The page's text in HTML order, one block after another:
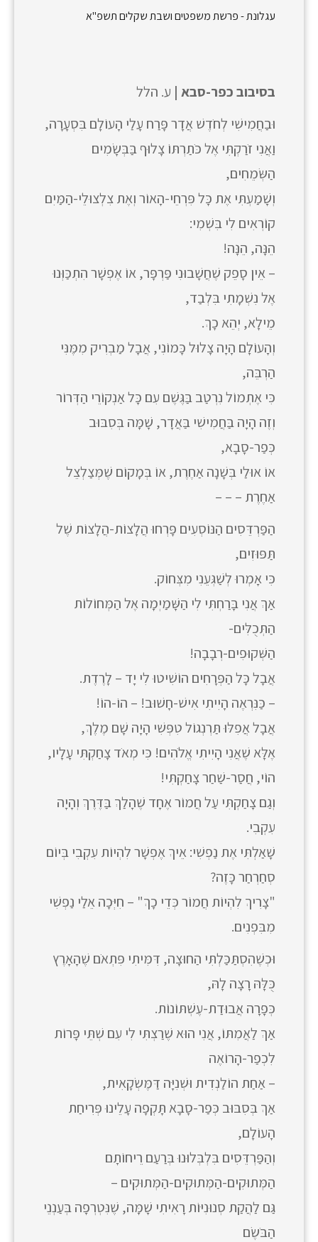
עגלונת - פרשת משפטים ושבת שקלים תשפ"א
בסיבוב כפר-סבא | ע. הלל
וּבַחֲמִישִׁי לְחֹדֶשׁ אֲדָר פָּרַח עָלַי הָעוֹלָם בִּסְעָרָה,
וַאֲנִי זֹרַקְתִּי אֶל כֹּתַרְתּוֹ צָלוּף בַּבְּשָׂמִים
הַשְּׂמֵחִים,
וְשָׁמַעְתִּי אֶת כָּל פִּרְחֵי-הָאוֹר וְאֶת צִלְצוּלֵי-הַמַּיִם
קוֹרְאִים לִי בִּשְׁמִי:
הֵנָּה, הֵנָּה!
– אֵין סָפֵק שֶׁחֲשָׁבוּנִי פַּרְפָּר, אוֹ אֶפְשָׁר הִתְכַּוְּנוּ
אֶל נִשְׁמָתִי בִּלְבַד,
מֵילָא, יְהֵא כָךְ.
וְהָעוֹלָם הָיָה צָלוּל כָּמוֹנִי, אֲבָל מַבְרִיק מִמֶּנִּי
הַרְבֵּה,
כִּי אֶתְמוֹל נִרְטַב בַּגֶּשֶׁם עִם כָּל אַנְקוֹרֵי הַדְּרוֹר
וְזֶה הָיָה בַּחֲמִישִׁי בַּאֲדָר, שָׁמָּה בְּסִבּוּב
כְּפַר-סָבָא,
אוֹ אוּלַי בְּשָׁנָה אַחֶרֶת, אוֹ בְּמָקוֹם שֶׁמְּצַלְצֵל
אַחֶרֶת – – –
הַפַּרְדֵּסִים הַנּוֹסְעִים פָּרְחוּ הֲלָצוֹת-הֲלָצוֹת שֶׁל
תַּפּוּזִים,
כִּי אָמְרוּ לְשַׁגְּעֵנִי מִצְּחוֹק.
אַךְ אֲנִי בָּרַחְתִּי לִי הַשָּׁמַיְמָה אֶל הַמְּחוֹלוֹת
הַתְּכֻלִּים-
הַשְּׁקוּפִים-רְבָבָה!
אֲבָל כָּל הַפְּרָחִים הוֹשִׁיטוּ לִי יָד – לָרֶדֶת.
– כַּנִּרְאֶה הָיִיתִי אִישׁ-חָשׁוּב! – הוֹ-הוֹ!
אֲבָל אֲפִלּוּ תַּרְנְגוֹל טִפְּשִׁי הָיָה שָׁם מֶלֶךְ,
אֶלָּא שֶׁאֲנִי הָיִיתִי אֱלֹהִים! כִּי מְאֹד צָחַקְתִּי עָלָיו,
הוֹי, חֲסַר-שַׁחַר צָחַקְתִּי!
וְגַם צָחַקְתִּי עַל חֲמוֹר אֶחָד שֶׁהָלַךְ בַּדֶּרֶךְ וְהָיָה
עִקְבִי.
שָׁאַלְתִּי אֶת נַפְשִׁי: אֵיךְ אֶפְשָׁר לִהְיוֹת עִקְבִי בְּיוֹם
סְחַרְחַר כָּזֶה?
"צָרִיךְ לִהְיוֹת חֲמוֹר כְּדֵי כָךְ" – חִיְּכָה אֵלַי נַפְשִׁי
מִבִּפְנִים.
וּכְשֶׁהִסְתַּכַּלְתִּי הַחוּצָה, דִּמִּיתִי פִּתְאֹם שֶׁהָאָרֶץ
כֻּלָּהּ רָצָה לָהּ,
כְּפָרָה אֲבוּדַת-עֶשְׁתּוֹנוֹת.
אַךְ לַאֲמִתּוֹ, אֲנִי הוּא שֶׁרַצְתִּי לִי עִם שְׁתֵּי פָּרוֹת
לִכְפַר-הָרוֹאֶה
– אַחַת הוֹלַנְדִית וּשְׁנִיָּה דַּמֶּשְׂקָאִית,
אַךְ בְּסִבּוּב כְּפַר-סָבָא תָּקְפָה עָלֵינוּ פְּרִיחַת
הָעוֹלָם,
וְהַפַּרְדֵּסִים בִּלְבְּלוּנוּ בְּרַעַם רֵיחוֹתָם
הַמְּתוּקִים-הַמְּתוּקִים-הַמְּתוּקִים –
גַּם לַהֲקַת סְנוּנִיּוֹת רָאִיתִי שָׁמָּה, שֶׁנִּטְרְפָה בְּעַנְנֵי
הַבֹּשֶׂם